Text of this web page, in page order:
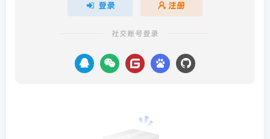
登录 注册
社交账号登录